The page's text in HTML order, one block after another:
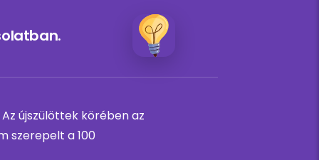
újszülöttek körében az
szerepelt a 100